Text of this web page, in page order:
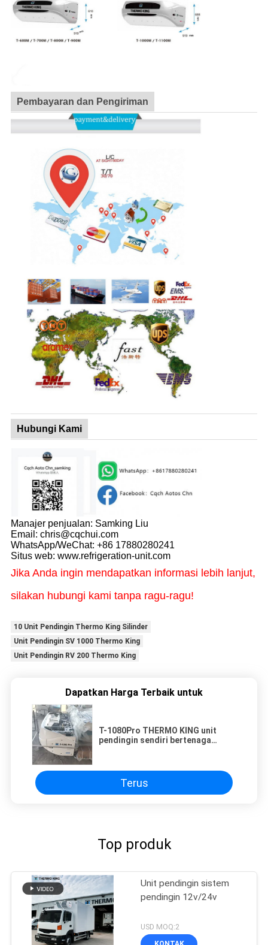
Pembayaran dan Pengiriman
Hubungi Kami
Manajer penjualan: Samking Liu
Email: chris@cqchui.com
WhatsApp/WeChat: +86 17880280241
Situs web: www.refrigeration-unit.com
Jika Anda ingin mendapatkan informasi lebih lanjut,
silakan hubungi kami tanpa ragu-ragu!
10 Unit Pendingin Thermo King Silinder
Unit Pendingin SV 1000 Thermo King
Unit Pendingin RV 200 Thermo King
Dapatkan Harga Terbaik untuk
T-1080Pro THERMO KING unit
pendingin sendiri bertenaga
menggantikan T-1000M
Terus
Top produk
Unit pendingin sistem
pendingin 12v/24v
USD MOQ:2